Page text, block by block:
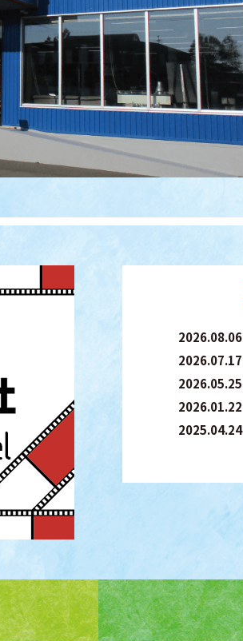
2026.08.06
2026.07.17
2026.05.25
2026.01.22
2025.04.24